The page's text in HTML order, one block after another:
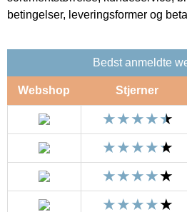
betingelser, leveringsformer og
Bedst anmeldte
Webshop Stjerner